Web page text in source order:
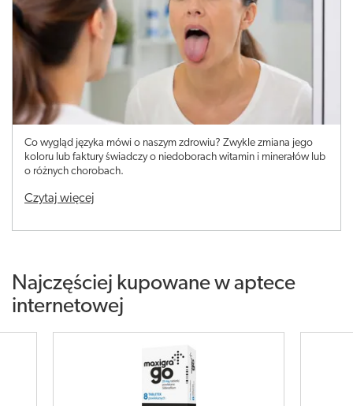
Co wygląd języka mówi o naszym zdrowiu? Zwykle zmiana jego
koloru lub faktury świadczy o niedoborach witamin i minerałów lub
o różnych chorobach.
Czytaj więcej
Najczęściej kupowane w aptece
internetowej